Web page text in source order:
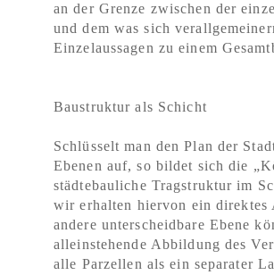
an der Grenze zwischen der
und dem was sich
Einzelaussagen zu einem
Baustruktur als Schicht
Schlüsselt man den Plan der
Ebenen auf, so bildet sich die
städtebauliche Tragstruktur im
wir erhalten hiervon ein direktes
andere unterscheidbare Ebene
alleinstehende Abbildung des
alle Parzellen als ein separater